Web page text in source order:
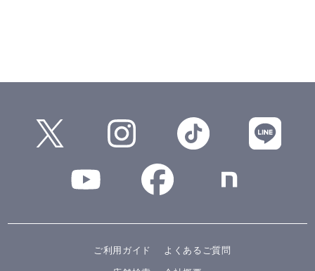
ご利用ガイド
よくあるご質問